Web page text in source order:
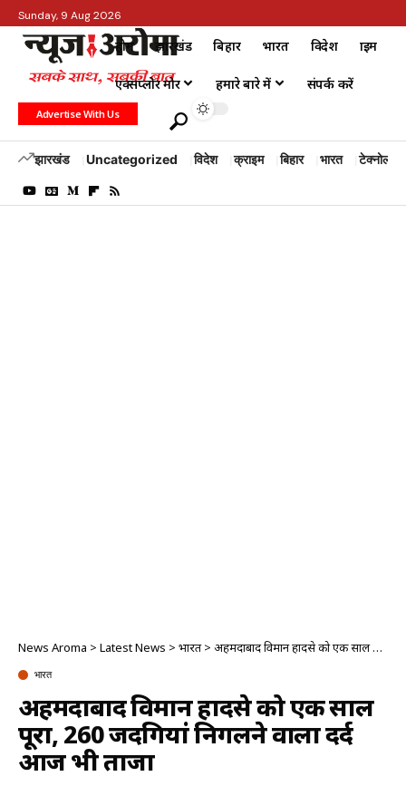
Sunday, 9 Aug 2026
होम झारखंड बिहार भारत विदेश क्राइम
एक्सप्लोर मोर हमारे बारे में संपर्क करें
Advertise With Us
झारखंड Uncategorized विदेश क्राइम बिहार भारत टेक्नोलॉजी
News Aroma > Latest News > भारत> अहमदाबाद विमान हादसे को एक साल पूरा, 260 जिंदगियां निगलने वाला दर्द आज भी ताजा
भारत
अहमदाबाद विमान हादसे को एक साल
पूरा, 260 जिंदगियां निगलने वाला दर्द
आज भी ताजा